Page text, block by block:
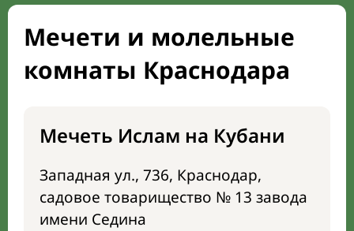
Мечети и молельные
комнаты Краснодара
Мечеть Ислам на Кубани
Западная ул., 736, Краснодар,
садовое товарищество № 13 завода
имени Седина